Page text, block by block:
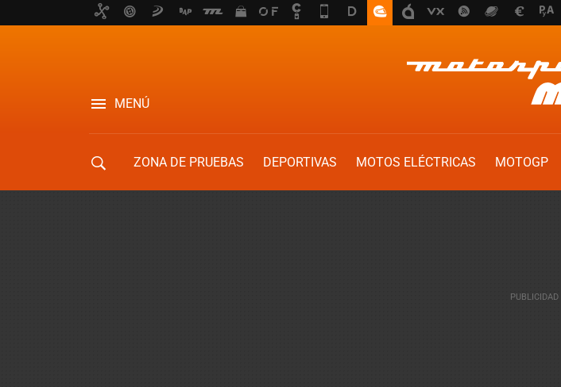
MENÚ
ZONA DE PRUEBAS DEPORTIVAS MOTOS ELÉCTRICAS MOTOGP